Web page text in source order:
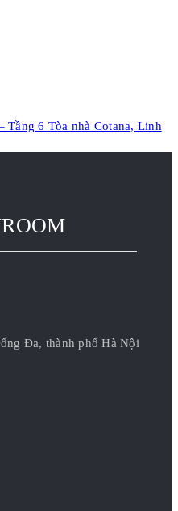
Tầng 6 Tòa nhà Cotana, Linh
Đa, thành phố Hà Nội